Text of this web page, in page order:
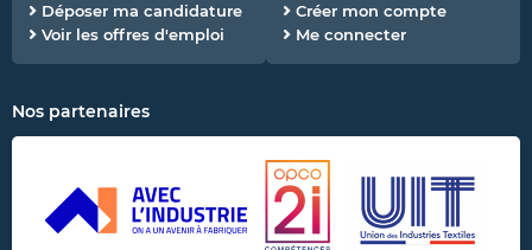
Déposer ma candidature
Voir les offres d'emploi
Créer mon compte
Me connecter
Nos partenaires